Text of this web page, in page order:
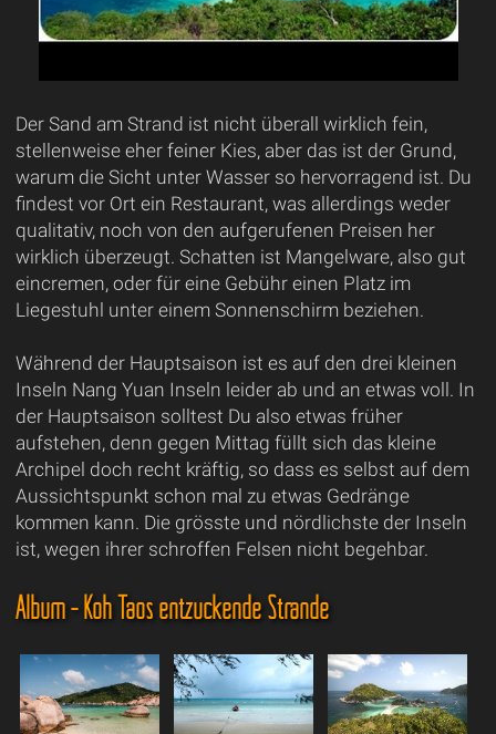
Der Sand am Strand ist nicht überall wirklich fein,
stellenweise eher feiner Kies, aber das ist der Grund,
warum die Sicht unter Wasser so hervorragend ist. Du
findest vor Ort ein Restaurant, was allerdings weder
qualitativ, noch von den aufgerufenen Preisen her
wirklich überzeugt. Schatten ist Mangelware, also gut
eincremen, oder für eine Gebühr einen Platz im
Liegestuhl unter einem Sonnenschirm beziehen.
Während der Hauptsaison ist es auf den drei kleinen
Inseln Nang Yuan Inseln leider ab und an etwas voll. In
der Hauptsaison solltest Du also etwas früher
aufstehen, denn gegen Mittag füllt sich das kleine
Archipel doch recht kräftig, so dass es selbst auf dem
Aussichtspunkt schon mal zu etwas Gedränge
kommen kann. Die grösste und nördlichste der Inseln
ist, wegen ihrer schroffen Felsen nicht begehbar.
Album - Koh Taos entzückende Strände